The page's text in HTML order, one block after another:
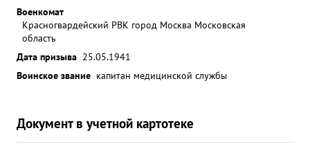
Военкомат
Красногвардейский РВК город Москва Московская
область
Дата призыва 25.05.1941
Воинское звание капитан медицинской службы
Документ в учетной картотеке